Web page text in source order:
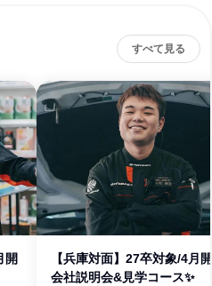
すべて見る
開
【兵庫対面】27卒対象/4月
会社説明会&見学コース✨